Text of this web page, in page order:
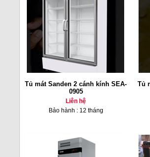
Tủ mát Sanden 2 cánh kính SEA-
0905
Liên hệ
Bảo hành : 12 tháng
Tủ